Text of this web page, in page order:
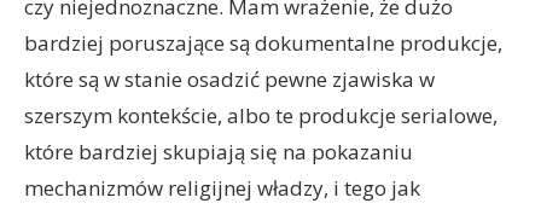
czy niejednoznaczne. Mam wrażenie, że dużo
bardziej poruszające są dokumentalne produkcje,
które są w stanie osadzić pewne zjawiska w
szerszym kontekście, albo te produkcje serialowe,
które bardziej skupiają się na pokazaniu
mechanizmów religijnej władzy, i tego jak